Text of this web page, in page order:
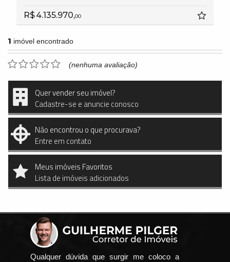
R$ 4.135.970,00
1 imóvel encontrado
(nenhuma avaliação)
Quer vender seu imóvel?
Cadastre-se e anuncie conosco
Não encontrou o que procurava?
Entre em contato
Meus imóveis Favoritos
Lista de imóveis adicionados
Qualquer dúvida que surgir me coloco a